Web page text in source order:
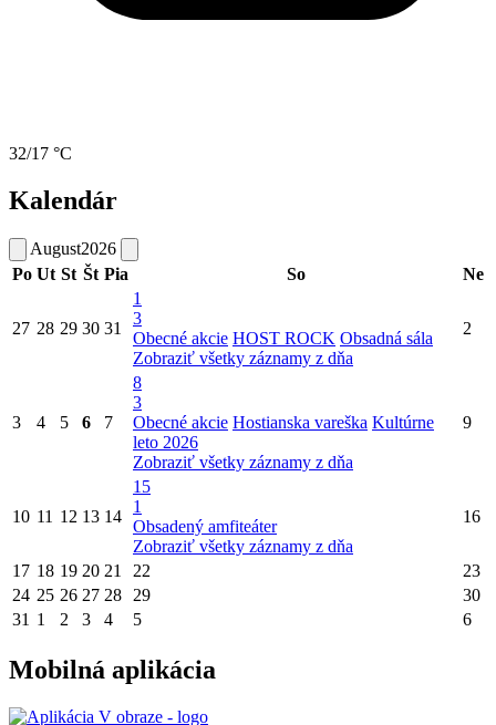
32/17 °C
Kalendár
August2026
Po Ut St Št Pia So Ne
27 28 29 30 31
1
3
Obecné akcie HOST ROCK Obsadná sála
Zobraziť všetky záznamy z dňa
2
3 4 5 6 7
8
3
Obecné akcie Hostianska vareška Kultúrne
leto 2026
Zobraziť všetky záznamy z dňa
9
10 11 12 13 14
15
1
Obsadený amfiteáter
Zobraziť všetky záznamy z dňa
16
17 18 19 20 21 22
23
24 25 26 27 28 29
30
31 1 2 3 4 5 6
Mobilná aplikácia